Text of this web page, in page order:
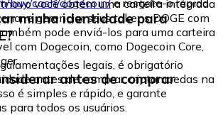
você obtém uma carteira integrada
e gerenciar seus tokens DOGE com
pode enviá-los para uma carteira
com Dogecoin, como Dogecoin Core,
minha identidade para
legais, é obrigatório
antes de comprar criptomoedas na
é simples e rápido, e garante
para todos os usuários.
antes de comprar